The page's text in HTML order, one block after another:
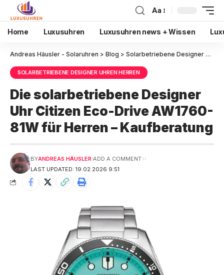
Aa
Home Luxusuhren Luxusuhren news + Wissen
Andreas Häusler - Solaruhren > Blog > Solarbetriebene Designer Uhren Herren
SOLARBETRIEBENE DESIGNER UHREN HERREN
Die solarbetriebene Designer
Uhr Citizen Eco-Drive AW1760-
81W für Herren – Kaufberatung
LAST UPDATED: 19.02.2026 9:51
BYANDREAS HÄUSLER ADD A COMMENT